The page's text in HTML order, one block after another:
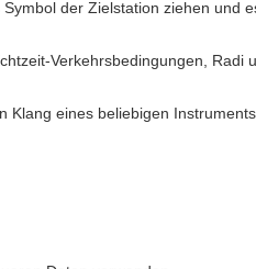
der Zielstation ziehen und
Verkehrsbedingungen, Radi
Klang eines beliebigen